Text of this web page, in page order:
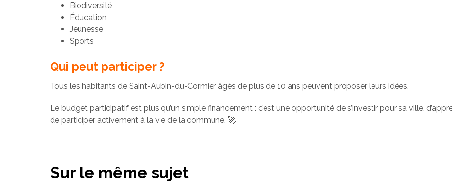
Biodiversité
Éducation
Jeunesse
Sports
Qui peut participer ?
Tous les habitants de Saint-Aubin-du-Cormier âgés de plus de 10 ans peuvent proposer leurs idées.
Le budget participatif est plus qu’un simple financement : c’est une opportunité de s’investir pour sa ville,
de participer activement à la vie de la commune. 🚀
Sur le même sujet